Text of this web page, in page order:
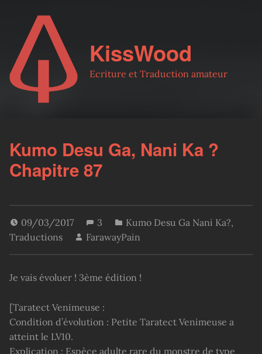
KissWood
Ecriture et Traduction amateur
Kumo Desu Ga, Nani Ka ?
Chapitre 87
09/03/2017 3 Kumo Desu Ga Nani Ka?,
Traductions
FarawayPain
Je vais évoluer ! 3ème édition !
[Taratect Venimeuse :
Condition d’évolution : Petite Taratect Venimeuse a
atteint le LV10.
Explication : Espèce adulte rare du monstre de type